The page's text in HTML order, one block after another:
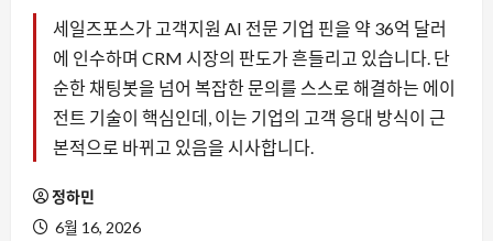
세일즈포스가 고객지원 AI 전문 기업 핀을 약 36억 달러
에 인수하며 CRM 시장의 판도가 흔들리고 있습니다. 단
순한 채팅봇을 넘어 복잡한 문의를 스스로 해결하는 에이
전트 기술이 핵심인데, 이는 기업의 고객 응대 방식이 근
본적으로 바뀌고 있음을 시사합니다.
정하민
6월 16, 2026